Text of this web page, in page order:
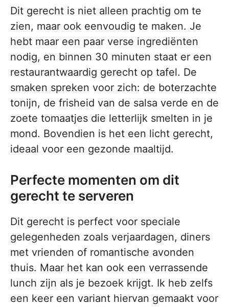
Dit gerecht is niet alleen prachtig om te
zien, maar ook eenvoudig te maken. Je
hebt maar een paar verse ingrediënten
nodig, en binnen 30 minuten staat er een
restaurantwaardig gerecht op tafel. De
smaken spreken voor zich: de boterzachte
tonijn, de frisheid van de salsa verde en de
zoete tomaatjes die letterlijk smelten in je
mond. Bovendien is het een licht gerecht,
ideaal voor een gezonde maaltijd.
Perfecte momenten om dit
gerecht te serveren
Dit gerecht is perfect voor speciale
gelegenheden zoals verjaardagen, diners
met vrienden of romantische avonden
thuis. Maar het kan ook een verrassende
lunch zijn als je bezoek krijgt. Ik heb zelfs
een keer een variant hiervan gemaakt voor